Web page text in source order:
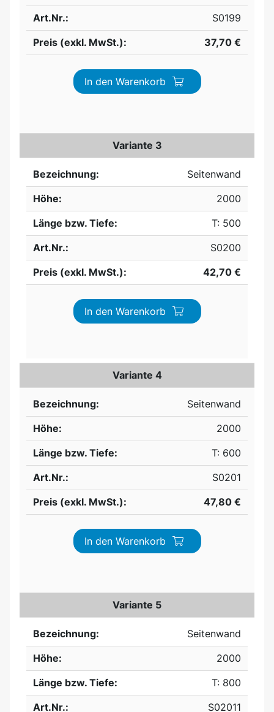
Art.Nr.:
S0199
Preis (exkl. MwSt.):
37,70 €
In den Warenkorb
Variante 3
Bezeichnung:
Seitenwand
Höhe:
2000
Länge bzw. Tiefe:
T: 500
Art.Nr.:
S0200
Preis (exkl. MwSt.):
42,70 €
In den Warenkorb
Variante 4
Bezeichnung:
Seitenwand
Höhe:
2000
Länge bzw. Tiefe:
T: 600
Art.Nr.:
S0201
Preis (exkl. MwSt.):
47,80 €
In den Warenkorb
Variante 5
Bezeichnung:
Seitenwand
Höhe:
2000
Länge bzw. Tiefe:
T: 800
Art.Nr.:
S02011